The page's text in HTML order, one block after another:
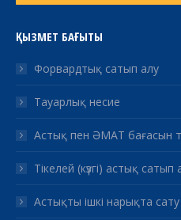
ҚЫЗМЕТ БАҒЫТЫ
Форвардтық сатып алу
Тауарлық несие
Астық пен ӘМАТ бағасын
Тікелей (күзгі) астық сатып
Астықты ішкі нарықта